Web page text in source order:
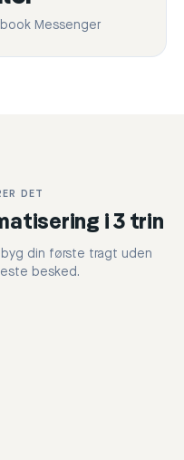
Messenger
DET
i 3 trin
din første tragt uden
besked.